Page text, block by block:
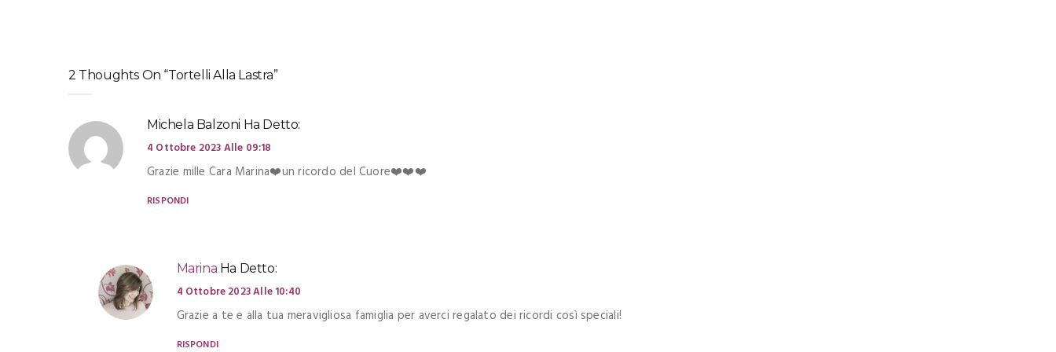
2 Thoughts On “Tortelli Alla Lastra”
Michela Balzoni Ha Detto:
4 Ottobre 2023 Alle 09:18
Grazie mille Cara Marina❤️un ricordo del Cuore❤️❤️❤️
RISPONDI
Marina Ha Detto:
4 Ottobre 2023 Alle 10:40
Grazie a te e alla tua meravigliosa famiglia per averci regalato dei ricordi così speciali!
RISPONDI